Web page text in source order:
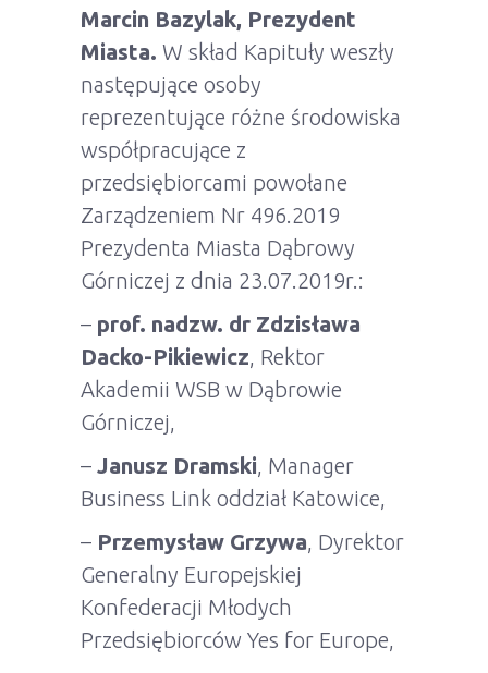
Marcin Bazylak, Prezydent
Miasta. W skład Kapituły weszły
następujące osoby
reprezentujące różne środowiska
współpracujące z
przedsiębiorcami powołane
Zarządzeniem Nr 496.2019
Prezydenta Miasta Dąbrowy
Górniczej z dnia 23.07.2019r.:
– prof. nadzw. dr Zdzisława
Dacko-Pikiewicz, Rektor
Akademii WSB w Dąbrowie
Górniczej,
– Janusz Dramski, Manager
Business Link oddział Katowice,
– Przemysław Grzywa, Dyrektor
Generalny Europejskiej
Konfederacji Młodych
Przedsiębiorców Yes for Europe,